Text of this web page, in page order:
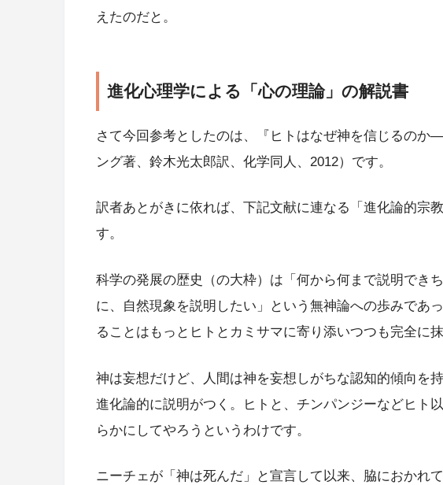
えたのだと。
進化心理学による「心の理論」の解説書
さて今回参考としたのは、『ヒトはなぜ神を信じるのか
ング著、鈴木光太郎訳、化学同人、2012）です。
訳者あとがきに依れば、下記文献に連なる「進化論的宗
す。
科学の発展の歴史（の大枠）は「何から何まで説明でき
に、自然現象を説明したい」という無神論への歩みであ
ることはもっとヒトとカミサマに寄り添いつつも完全に
神は妄想だけど、人間は神を妄想しがちな認知的傾向を
進化論的に説明がつく。ヒトと、チンパンジーなどヒト
らかにしてやろうというわけです。
ニーチェが「神は死んだ」と宣言して以来、脇におかれ